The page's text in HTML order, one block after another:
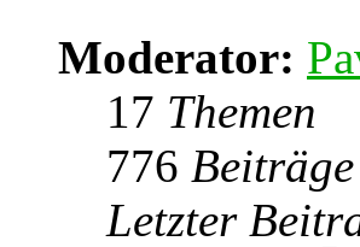
Moderator:
17 Themen
776 Beiträge
Letzter